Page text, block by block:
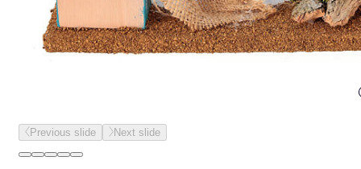
Previous slide Next slide